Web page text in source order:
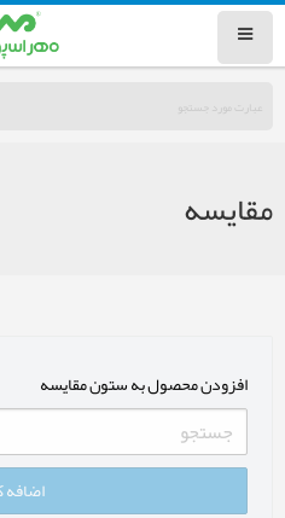
مقایسه
افزودن محصول به ستون مقایسه